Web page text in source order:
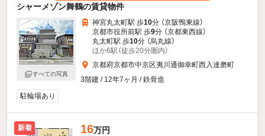
シャーメゾン舞鶴の賃貸物件
すべての写真
神宮丸太町駅 歩10分 （京阪鴨東線）
京都市役所前駅 歩9分 （京都東西線）
丸太町駅 歩10分 （烏丸線）
ほか6駅（徒歩20分圏内）
京都府京都市中京区夷川通御幸町西入達磨町
3階建 / 12年7ヶ月 / 鉄骨造
駐輪場あり
新着 16万円